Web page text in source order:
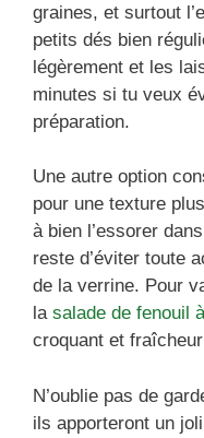
graines, et surtout
petits dés bien
légèrement et les
minutes si tu veux
préparation.
Une autre option
pour une texture
à bien l’essorer
reste d’éviter toute
de la verrine. Pour
la salade de fenouil
croquant et
N’oublie pas de
ils apporteront un